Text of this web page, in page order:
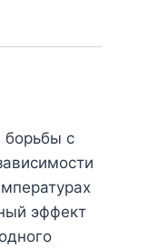
борьбы с
эффект